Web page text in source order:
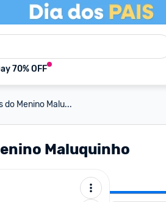
70% OFF
do Menino Malu...
Maluquinho